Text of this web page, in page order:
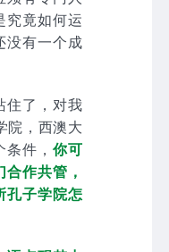
究竟如何运
没有一个成
住了，对我
院，西澳大
条件，你可
作共管，
孔子学院怎